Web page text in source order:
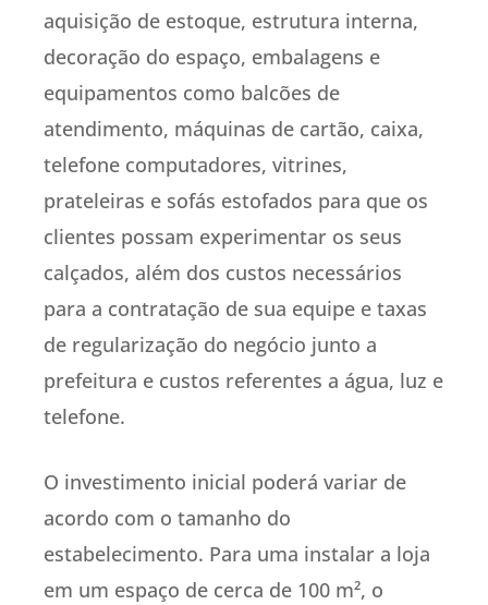
aquisição de estoque, estrutura interna,
decoração do espaço, embalagens e
equipamentos como balcões de
atendimento, máquinas de cartão, caixa,
telefone computadores, vitrines,
prateleiras e sofás estofados para que os
clientes possam experimentar os seus
calçados, além dos custos necessários
para a contratação de sua equipe e taxas
de regularização do negócio junto a
prefeitura e custos referentes a água, luz e
telefone.
O investimento inicial poderá variar de
acordo com o tamanho do
estabelecimento. Para uma instalar a loja
em um espaço de cerca de 100 m², o